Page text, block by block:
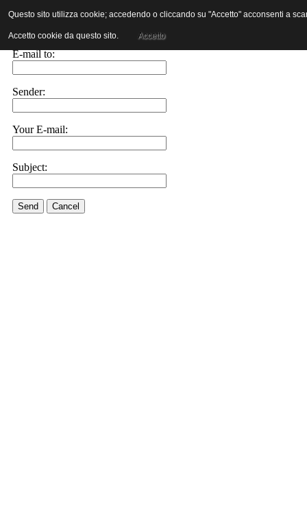
E-mail this link to a friend.
E-mail to:
Sender:
Your E-mail:
Subject:
Send Cancel
Questo sito utilizza cookie; accedendo o cliccando su "Accetto" acconsenti a
Accetto cookie da questo sito. Accetto